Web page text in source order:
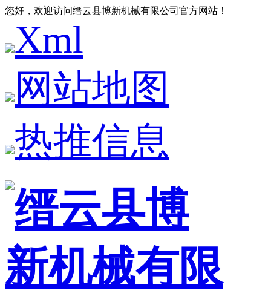
您好，欢迎访问缙云县博新机械有限公司官方网站！
Xml
网站地图
热推信息